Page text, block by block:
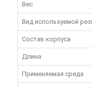
Вес
Вид используемой
Состав корпуса
Длина
Применяемая среда